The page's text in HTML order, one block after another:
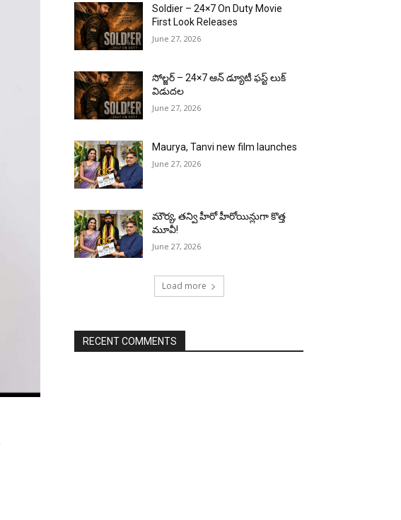
Soldier – 24×7 On Duty Movie
First Look Releases
June 27, 2026
సోల్జర్ – 24×7 ఆన్ డ్యూటీ ఫస్ట్ లుక్
విడుదల
June 27, 2026
Maurya, Tanvi new film launches
June 27, 2026
మౌర్య‌, త‌న్వి హీరో హీరోయిన్లుగా కొత్త
మూవీ!
June 27, 2026
Load more
RECENT COMMENTS